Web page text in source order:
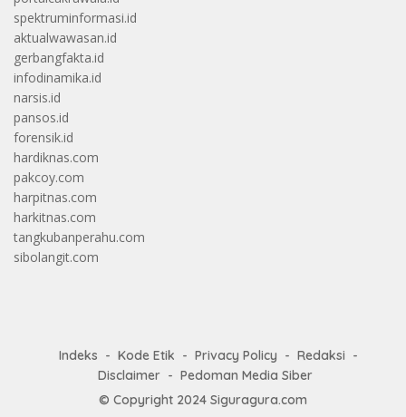
spektruminformasi.id
aktualwawasan.id
gerbangfakta.id
infodinamika.id
narsis.id
pansos.id
forensik.id
hardiknas.com
pakcoy.com
harpitnas.com
harkitnas.com
tangkubanperahu.com
sibolangit.com
Indeks Kode Etik Privacy Policy
Redaksi
Disclaimer
Pedoman Media Siber
© Copyright 2024 Siguragura.com